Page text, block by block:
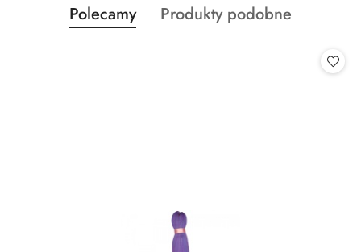
Pomiń karuzelę produktów
Produkty
o
Polecamy
Produkty
Produkty podobne